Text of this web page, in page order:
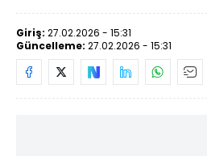
Giriş: 27.02.2026 - 15:31
Güncelleme: 27.02.2026 - 15:31